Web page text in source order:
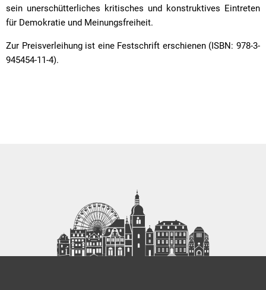
sein unerschütterliches kritisches und konstruktives Eintreten
für Demokratie und Meinungsfreiheit.
Zur Preisverleihung ist eine Festschrift erschienen (ISBN: 978-3-
945454-11-4).